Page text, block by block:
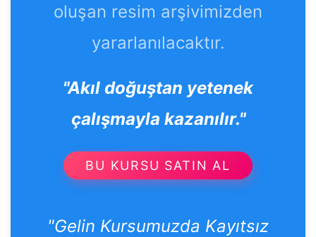
oluşan resim arşivimizden
yararlanılacaktır.
"Akıl doğuştan yetenek
çalışmayla kazanılır."
BU KURSU SATIN AL
"Gelin Kursumuzda Kayıtsız